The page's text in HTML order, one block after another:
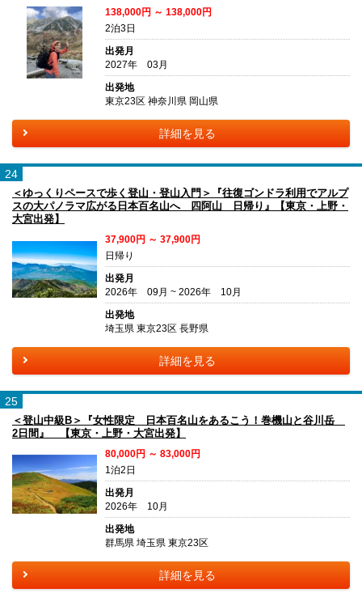
138,000円 ～ 138,000円
2泊3日
出発月
2027年 03月
出発地
東京23区 神奈川県 岡山県
詳細を見る
24
＜ゆっくりペースで歩く登山・登山入門＞『往復ゴンドラ利用でアルプ
スの大パノラマ広がる日本百名山へ 四阿山 日帰り』【東京・上野・
大宮出発】
37,900円 ～ 37,900円
日帰り
出発月
2026年 09月 ~ 2026年 10月
出発地
埼玉県 東京23区 長野県
詳細を見る
25
＜登山中級B＞『女性限定 日本百名山をあるこう！巻機山と谷川岳
2日間』 【東京・上野・大宮出発】
80,000円 ～ 83,000円
1泊2日
出発月
2026年 10月
出発地
群馬県 埼玉県 東京23区
詳細を見る